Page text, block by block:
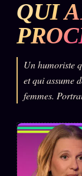
N
✉
Rubriques
TOUTES LES
QUI
Un humoriste
et qui assume
femmes.